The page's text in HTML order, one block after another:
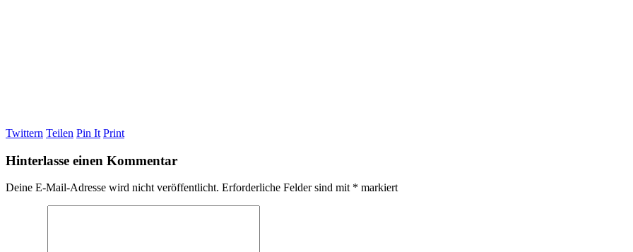
Twittern Teilen Pin It Print
Hinterlasse einen Kommentar
Deine E-Mail-Adresse wird nicht veröffentlicht. Erforderliche Felder sind mit * markiert